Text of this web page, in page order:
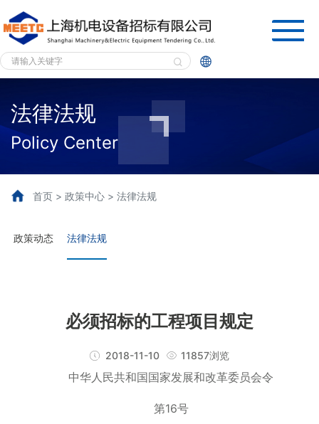
 
法律法规
Policy Center
首页 > 政策中心 > 法律法规
政策动态 法律法规
必须招标的工程项目规定
2018-11-10 11857浏览
中华人民共和国国家发展和改革委员会令
第16号